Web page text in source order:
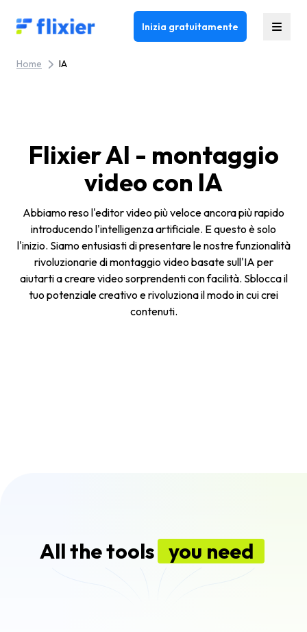
Flixier logo - Home Inizia gratuitamente
Home IA
Flixier AI - montaggio
video con IA
Abbiamo reso l'editor video più veloce ancora più rapido
introducendo l'intelligenza artificiale. E questo è solo
l'inizio. Siamo entusiasti di presentare le nostre funzionalità
rivoluzionarie di montaggio video basate sull'IA per
aiutarti a creare video sorprendenti con facilità. Sblocca il
tuo potenziale creativo e rivoluziona il modo in cui crei
contenuti.
All the tools you need